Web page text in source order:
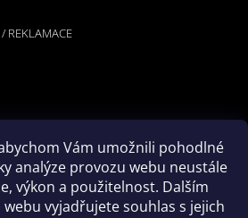
Vám umožnili pohodlné
analýze provozu webu neustále
výkon a použitelnost. Dalším
vyjadřujete souhlas s jejich
REKLAMACE
PLATBY